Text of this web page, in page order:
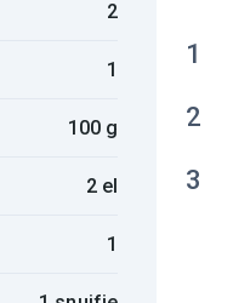
2
1
100 g
2 el
1
1
2
3